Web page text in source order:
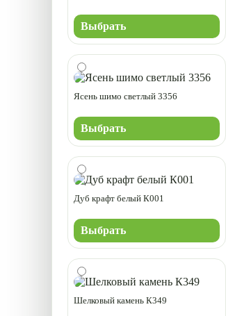
Выбрать
Ясень шимо светлый 3356
Выбрать
Дуб крафт белый К001
Выбрать
Шелковый камень К349